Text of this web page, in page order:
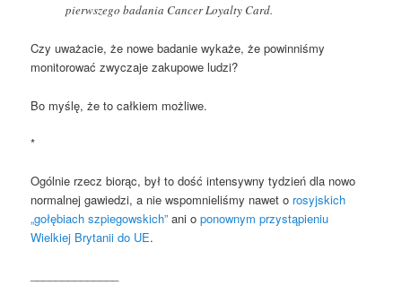
pierwszego badania Cancer Loyalty Card.
Czy uważacie, że nowe badanie wykaże, że powinniśmy
monitorować zwyczaje zakupowe ludzi?
Bo myślę, że to całkiem możliwe.
*
Ogólnie rzecz biorąc, był to dość intensywny tydzień dla nowo
normalnej gawiedzi, a nie wspomnieliśmy nawet o rosyjskich
„gołębiach szpiegowskich” ani oponownym przystąpieniu
Wielkiej Brytanii do UE.